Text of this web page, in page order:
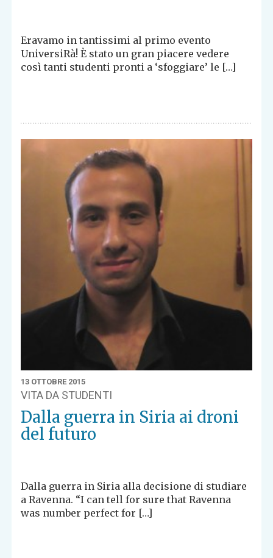
Eravamo in tantissimi al primo evento
UniversiRà! È stato un gran piacere vedere
così tanti studenti pronti a ‘sfoggiare’ le […]
13 OTTOBRE 2015
VITA DA STUDENTI
Dalla guerra in Siria ai droni
del futuro
Dalla guerra in Siria alla decisione di studiare
a Ravenna. “I can tell for sure that Ravenna
was number perfect for […]